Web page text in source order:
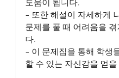
– 또한 해설이 자세하게
문제를 풀 때 어려움을
다.
– 이 문제집을 통해 학생
할 수 있는 자신감을 얻